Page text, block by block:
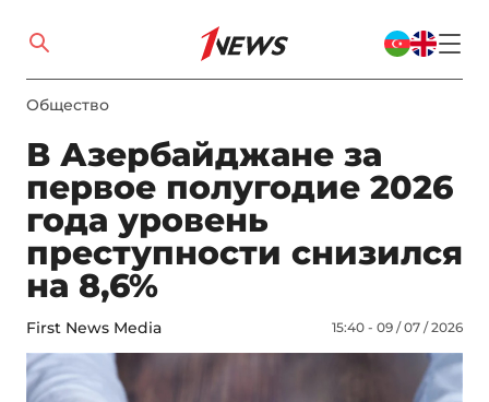
Общество
В Азербайджане за
первое полугодие 2026
года уровень
преступности снизился
на 8,6%
First News Media 15:40 - 09 / 07 / 2026